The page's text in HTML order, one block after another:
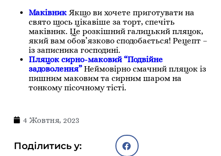
МаківникЯкщо ви хочете приготувати на
свято щось цікавіше за торт, спечіть
маківник. Це розкішний галицький пляцок,
який вам обов’язково сподобається! Рецепт –
із записника господині.
Пляцок сирно-маковий “Подвійне
задоволення”Неймовірно смачний пляцок із
пишним маковим та сирним шаром на
тонкому пісочному тісті.
4 Жовтня, 2023
Поділитись у: